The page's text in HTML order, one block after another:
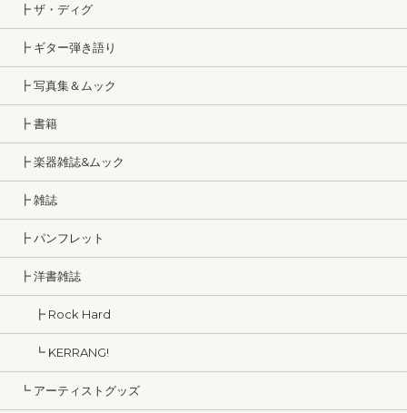
┣ ザ・ディグ
┣ ギター弾き語り
┣ 写真集＆ムック
┣ 書籍
┣ 楽器雑誌&ムック
┣ 雑誌
┣ パンフレット
┣ 洋書雑誌
┣ Rock Hard
┗ KERRANG!
┗ アーティストグッズ